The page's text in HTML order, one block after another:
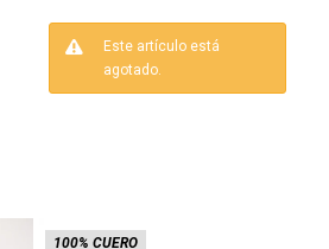
Este artículo está
agotado.
100% CUERO